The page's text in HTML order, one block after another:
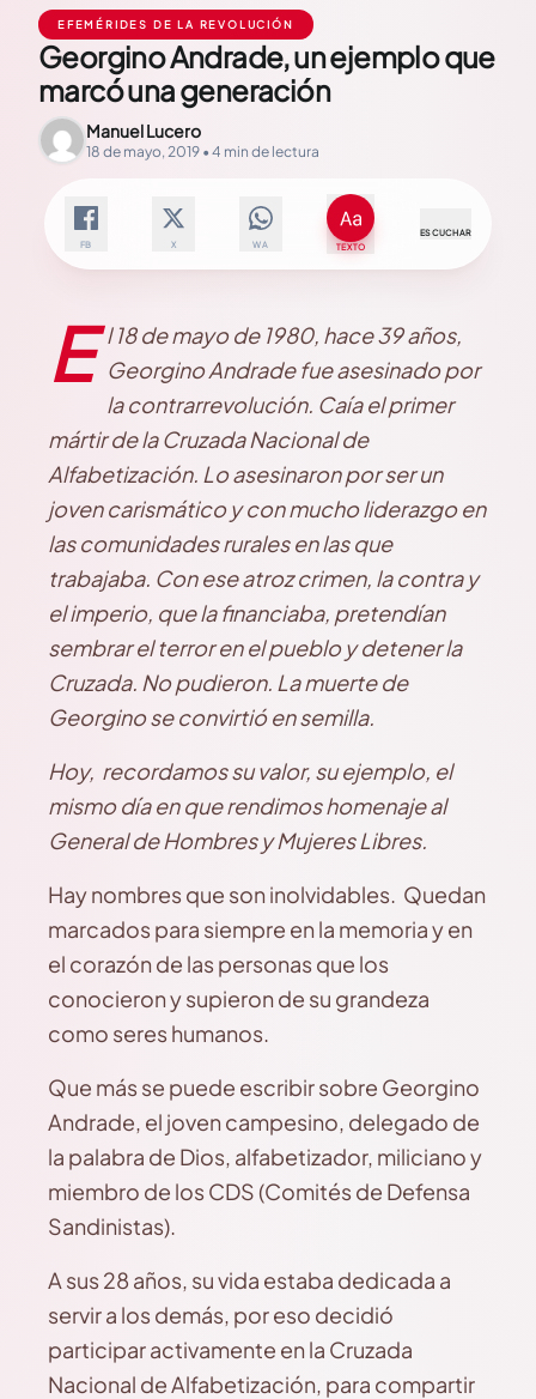
EFEMÉRIDES DE LA REVOLUCIÓN
Georgino Andrade, un ejemplo que
marcó una generación
Manuel Lucero
18 de mayo, 2019 • 4 min de lectura
FB X WA TEXTO
ESCUCHAR
E l 18 de mayo de 1980, hace 39 años,
Georgino Andrade fue asesinado por
la contrarrevolución. Caía el primer
mártir de la Cruzada Nacional de
Alfabetización. Lo asesinaron por ser un
joven carismático y con mucho liderazgo en
las comunidades rurales en las que
trabajaba. Con ese atroz crimen, la contra y
el imperio, que la financiaba, pretendían
sembrar el terror en el pueblo y detener la
Cruzada. No pudieron. La muerte de
Georgino se convirtió en semilla.
Hoy, recordamos su valor, su ejemplo, el
mismo día en que rendimos homenaje al
General de Hombres y Mujeres Libres.
Hay nombres que son inolvidables. Quedan
marcados para siempre en la memoria y en
el corazón de las personas que los
conocieron y supieron de su grandeza
como seres humanos.
Que más se puede escribir sobre Georgino
Andrade, el joven campesino, delegado de
la palabra de Dios, alfabetizador, miliciano y
miembro de los CDS (Comités de Defensa
Sandinistas).
A sus 28 años, su vida estaba dedicada a
servir a los demás, por eso decidió
participar activamente en la Cruzada
Nacional de Alfabetización, para compartir